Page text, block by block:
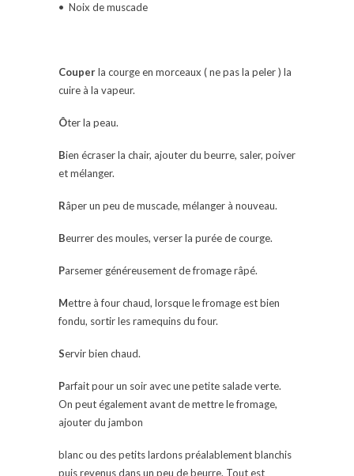
• Noix de muscade
Couperla courge en morceaux ( ne pas la peler ) la
cuire à la vapeur.
Ôter la peau.
Bien écraser la chair, ajouter du beurre, saler, poiver
et mélanger.
Râper un peu de muscade, mélanger à nouveau.
Beurrer des moules, verser la purée de courge.
Parsemer généreusement de fromage râpé.
Mettre à four chaud, lorsque le fromage est bien
fondu, sortir les ramequins du four.
Servir bien chaud.
Parfait pour un soir avec une petite salade verte.
On peut également avant de mettre le fromage,
ajouter du jambon
blanc ou des petits lardons préalablement blanchis
puis revenus dans un peu de beurre. Tout est